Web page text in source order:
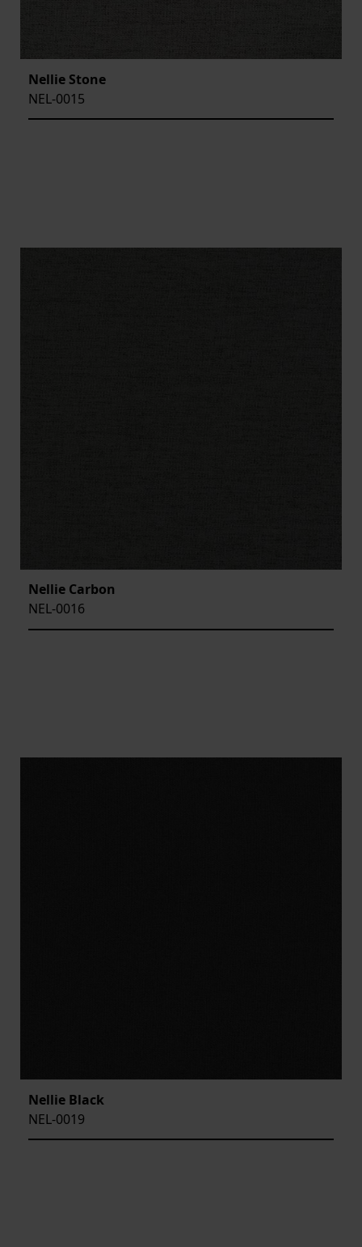
Nellie Stone
NEL-0015
Nellie Carbon
NEL-0016
Nellie Black
NEL-0019